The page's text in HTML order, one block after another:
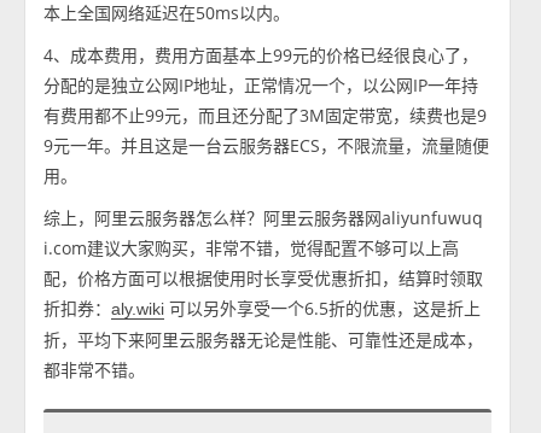
本上全国网络延迟在50ms以内。
4、成本费用，费用方面基本上99元的价格已经很良心了，
分配的是独立公网IP地址，正常情况一个，以公网IP一年持
有费用都不止99元，而且还分配了3M固定带宽，续费也是9
9元一年。并且这是一台云服务器ECS，不限流量，流量随便
用。
综上，阿里云服务器怎么样？阿里云服务器网aliyunfuwuq
i.com建议大家购买，非常不错，觉得配置不够可以上高
配，价格方面可以根据使用时长享受优惠折扣，结算时领取
折扣券：aly.wiki 可以另外享受一个6.5折的优惠，这是折上
折，平均下来阿里云服务器无论是性能、可靠性还是成本，
都非常不错。